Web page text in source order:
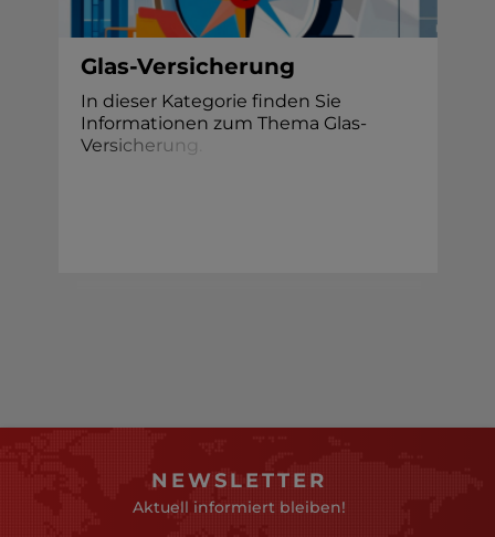
Glas-Versicherung
In dieser Kategorie finden Sie
Informationen zum Thema Glas-
Versicheru ng
NEWSLETTER
Aktuell informiert bleiben!